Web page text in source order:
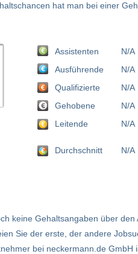
hat man bei einer
Assistenten
Ausführende
Qualifizierte
Gehobene
Leitende
Durchschnitt
N/A
N/A
N/A
N/A
N/A
N/A
keine Gehaltsangaben über
Sie der erste, der andere
bei neckermann.de GmbH